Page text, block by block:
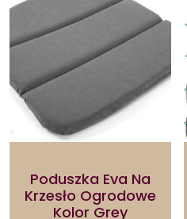
Poduszka Eva Na
Krzesło Ogrodowe
Kolor Grey